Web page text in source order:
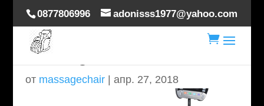
0877806996 adonisss1977@yahoo.com

massage-chair-delux-4
от massagechair| апр. 27, 2018